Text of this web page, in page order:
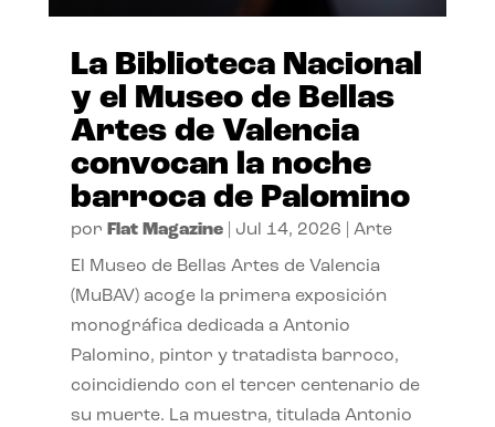
La Biblioteca Nacional
y el Museo de Bellas
Artes de Valencia
convocan la noche
barroca de Palomino
por Flat Magazine| Jul 14, 2026 Arte
El Museo de Bellas Artes de Valencia
(MuBAV) acoge la primera exposición
monográfica dedicada a Antonio
Palomino, pintor y tratadista barroco,
coincidiendo con el tercer centenario de
su muerte. La muestra, titulada Antonio